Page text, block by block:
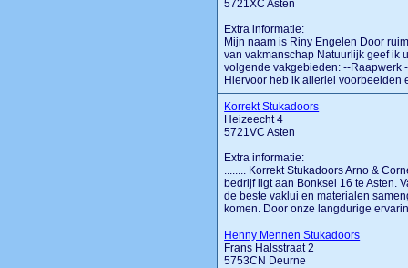
5721XC Asten
Extra informatie:
Mijn naam is Riny Engelen Door
van vakmanschap Natuurlijk geef ik
volgende vakgebieden: --Raapwerk
Hiervoor heb ik allerlei voorbeelden
Korrekt Stukadoors
Heizeecht 4
5721VC Asten
Extra informatie:
........ Korrekt Stukadoors Arno &
bedrijf ligt aan Bonksel 16 te Asten.
de beste vaklui en materialen
komen. Door onze langdurige
Henny Mennen Stukadoors
Frans Halsstraat 2
5753CN Deurne